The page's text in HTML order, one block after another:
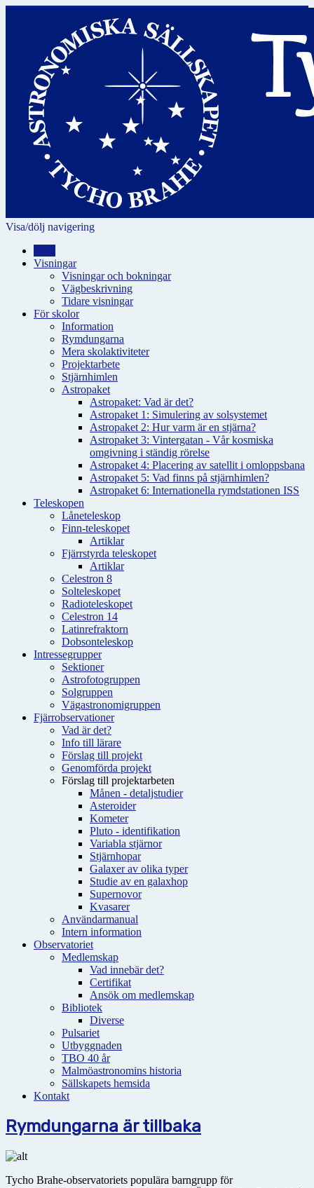
Visa/dölj navigering
Visningar
Visningar och bokningar
Vägbeskrivning
Tidare visningar
För skolor
Information
Rymdungarna
Mera skolaktiviteter
Projektarbete
Stjärnhimlen
Astropaket
Astropaket: Vad är det?
Astropaket 1: Simulering av solsystemet
Astropaket 2: Hur varm är en stjärna?
Astropaket 3: Vintergatan - Vår kosmiska
omgivning i ständig rörelse
Astropaket 4: Placering av satellit i omloppsbana
Astropaket 5: Vad finns på stjärnhimlen?
Astropaket 6: Internationella rymdstationen ISS
Teleskopen
Låneteleskop
Finn-teleskopet
Artiklar
Fjärrstyrda teleskopet
Artiklar
Celestron 8
Solteleskopet
Radioteleskopet
Celestron 14
Latinrefraktorn
Dobsonteleskop
Intressegrupper
Sektioner
Astrofotogruppen
Solgruppen
Vägastronomigruppen
Fjärrobservationer
Vad är det?
Info till lärare
Förslag till projekt
Genomförda projekt
Förslag till projektarbeten
Månen - detaljstudier
Asteroider
Kometer
Pluto - identifikation
Variabla stjärnor
Stjärnhopar
Galaxer av olika typer
Studie av en galaxhop
Supernovor
Kvasarer
Användarmanual
Intern information
Observatoriet
Medlemskap
Vad innebär det?
Certifikat
Ansök om medlemskap
Bibliotek
Diverse
Pulsariet
Utbyggnaden
TBO 40 år
Malmöastronomins historia
Sällskapets hemsida
Kontakt
Rymdungarna är tillbaka
Tycho Brahe-observatoriets populära barngrupp för